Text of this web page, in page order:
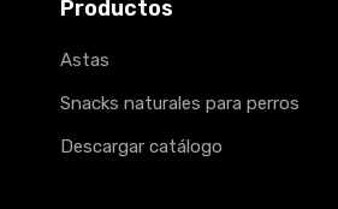
Productos
Astas
Snacks naturales para perros
Descargar catálogo